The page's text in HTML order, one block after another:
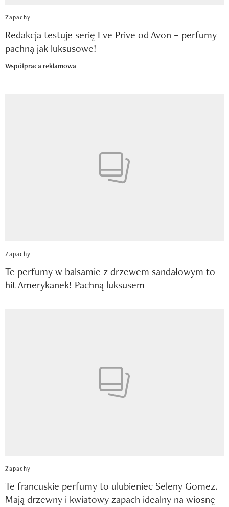
Zapachy
Redakcja testuje serię Eve Prive od Avon – perfumy
pachną jak luksusowe!
Współpraca reklamowa
Zapachy
Te perfumy w balsamie z drzewem sandałowym to
hit Amerykanek! Pachną luksusem
Zapachy
Te francuskie perfumy to ulubieniec Seleny Gomez.
Mają drzewny i kwiatowy zapach idealny na wiosnę